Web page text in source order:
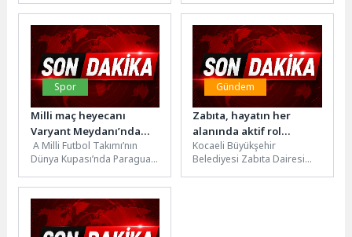
tarafından düzenlenen
“Potlaç Anneler...
kaynaklarında, Antalya
Valiliği koordinasyonunda
yürütülen...
Spor
Milli maç heyecanı
Varyant Meydanı’nda
yaşanacak
A Milli Futbol Takımı’nın
Dünya Kupası’nda Paraguay
Antalya Büyükşehir
Belediyesi tarafından dev...
Gündem
Zabıta, hayatın her
alanında aktif rol
üstleniyor
Kocaeli Büyükşehir
Belediyesi Zabıta Dairesi